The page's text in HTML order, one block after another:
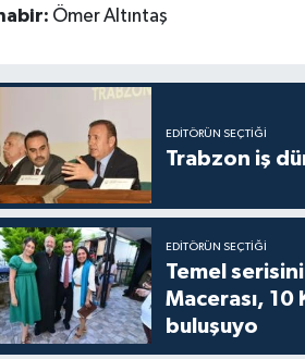
Ömer Altıntaş
EDITÖRÜN SEÇTIĞI
Trabzon iş
EDITÖRÜN SEÇTIĞI
Temel
Macerası,
buluşuyo